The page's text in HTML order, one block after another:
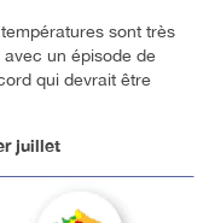
sont très
un épisode de
qui devrait être
juillet